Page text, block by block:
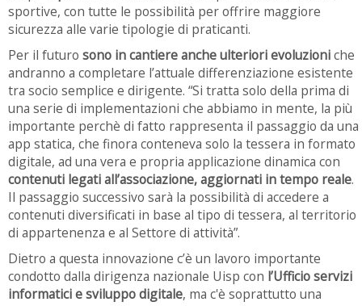
sportive, con tutte le possibilità per offrire maggiore
sicurezza alle varie tipologie di praticanti.
Per il futuro sono in cantiere anche ulteriori evoluzioniche
andranno a completare l’attuale differenziazione esistente
tra socio semplice e dirigente. “Si tratta solo della prima di
una serie di implementazioni che abbiamo in mente, la più
importante perchè di fatto rappresenta il passaggio da una
app statica, che finora conteneva solo la tessera in formato
digitale, ad una vera e propria applicazione dinamica con
contenuti legati all’associazione, aggiornati in tempo reale.
Il passaggio successivo sarà la possibilità di accedere a
contenuti diversificati in base al tipo di tessera, al territorio
di appartenenza e al Settore di attività”.
Dietro a questa innovazione c’è un lavoro importante
condotto dalla dirigenza nazionale Uisp con l’Ufficio servizi
informatici e sviluppo digitale, ma c'è soprattutto una